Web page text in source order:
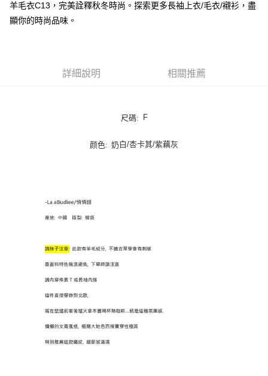
付款後全家純取貨
每筆NT$100，滿NT$1,000(含以上)免運費
每筆NT$100，滿NT$1,000(含以上)免運費
羊毛衣C13，完美詮釋秋冬時尚。探索更多長袖上衣/毛衣/襯衫，盡
顯你的時尚品味。
詳細說明 相關推薦
尺碼: F
颜色: 奶白/杏卡其/紫藕灰